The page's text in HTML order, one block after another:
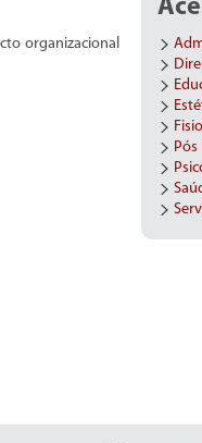
organizacional
Pós